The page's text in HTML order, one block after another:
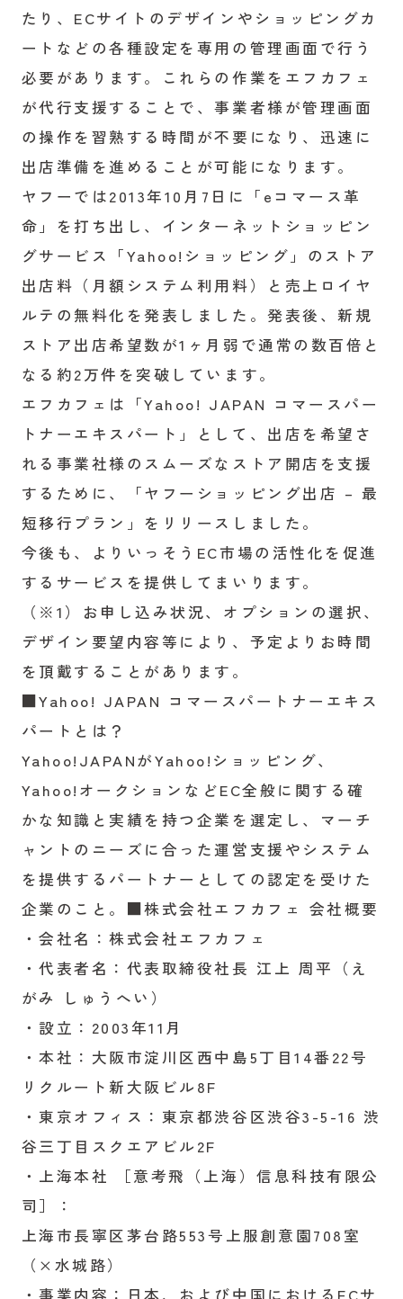
たり、ECサイトのデザインやショッピングカ
ートなどの各種設定を専用の管理画面で行う
必要があります。これらの作業をエフカフェ
が代行支援することで、事業者様が管理画面
の操作を習熟する時間が不要になり、迅速に
出店準備を進めることが可能になります。
ヤフーでは2013年10月7日に「eコマース革
命」を打ち出し、インターネットショッピン
グサービス「Yahoo!ショッピング」のストア
出店料（月額システム利用料）と売上ロイヤ
ルテの無料化を発表しました。発表後、新規
ストア出店希望数が1ヶ月弱で通常の数百倍と
なる約2万件を突破しています。
エフカフェは「Yahoo! JAPAN コマースパー
トナーエキスパート」として、出店を希望さ
れる事業社様のスムーズなストア開店を支援
するために、「ヤフーショッピング出店 – 最
短移行プラン」をリリースしました。
今後も、よりいっそうEC市場の活性化を促進
するサービスを提供してまいります。
（※1）お申し込み状況、オプションの選択、
デザイン要望内容等により、予定よりお時間
を頂戴することがあります。
■Yahoo! JAPAN コマースパートナーエキス
パートとは？
Yahoo!JAPANがYahoo!ショッピング、
Yahoo!オークションなどEC全般に関する確
かな知識と実績を持つ企業を選定し、マーチ
ャントのニーズに合った運営支援やシステム
を提供するパートナーとしての認定を受けた
企業のこと。■株式会社エフカフェ 会社概要
・会社名：株式会社エフカフェ
・代表者名：代表取締役社長 江上 周平（え
がみ しゅうへい）
・設立：2003年11月
・本社：大阪市淀川区西中島5丁目14番22号
リクルート新大阪ビル8F
・東京オフィス：東京都渋谷区渋谷3-5-16 渋
谷三丁目スクエアビル2F
・上海本社 ［意考飛（上海）信息科技有限公
司］：
上海市長寧区茅台路553号上服創意園708室
（×水城路）
・事業内容：日本、および中国におけるECサ